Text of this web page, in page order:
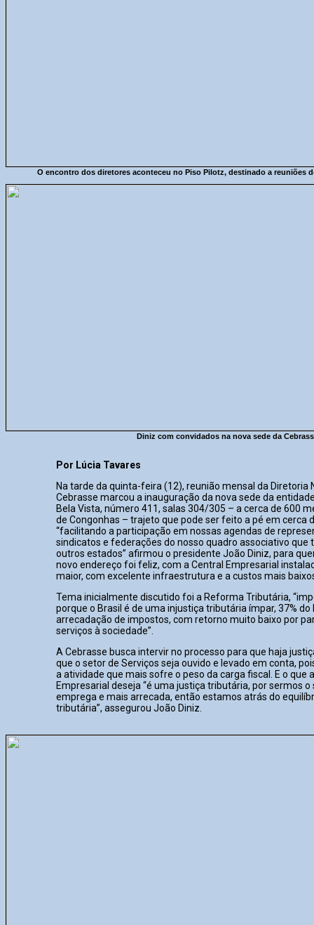
O encontro dos diretores aconteceu no Piso Pilotz, destinado a reuniões
Diniz com convidados na nova sede da
Por Lúcia Tavares
Na tarde da quinta-feira (12), reunião mensal da Diretoria
Cebrasse marcou a inauguração da nova sede da
Bela Vista, número 411, salas 304/305 – a cerca de 600
de Congonhas – trajeto que pode ser feito a pé em cerca
“facilitando a participação em nossas agendas de
sindicatos e federações do nosso quadro associativo que
outros estados” afirmou o presidente João Diniz, para
novo endereço foi feliz, com a Central Empresarial
maior, com excelente infraestrutura e a custos mais
Tema inicialmente discutido foi a Reforma Tributária,
porque o Brasil é de uma injustiça tributária ímpar, 37% do
arrecadação de impostos, com retorno muito baixo por
serviços à sociedade”.
A Cebrasse busca intervir no processo para que haja
que o setor de Serviços seja ouvido e levado em conta,
a atividade que mais sofre o peso da carga fiscal. E o que
Empresarial deseja “é uma justiça tributária, por sermos o
emprega e mais arrecada, então estamos atrás do
tributária”, assegurou João Diniz.